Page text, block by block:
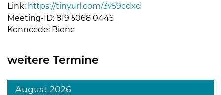
Link: https://tinyurl.com/3v59cdxd
Meeting-ID: 819 5068 0446
Kenncode: Biene
weitere Termine
August 2026